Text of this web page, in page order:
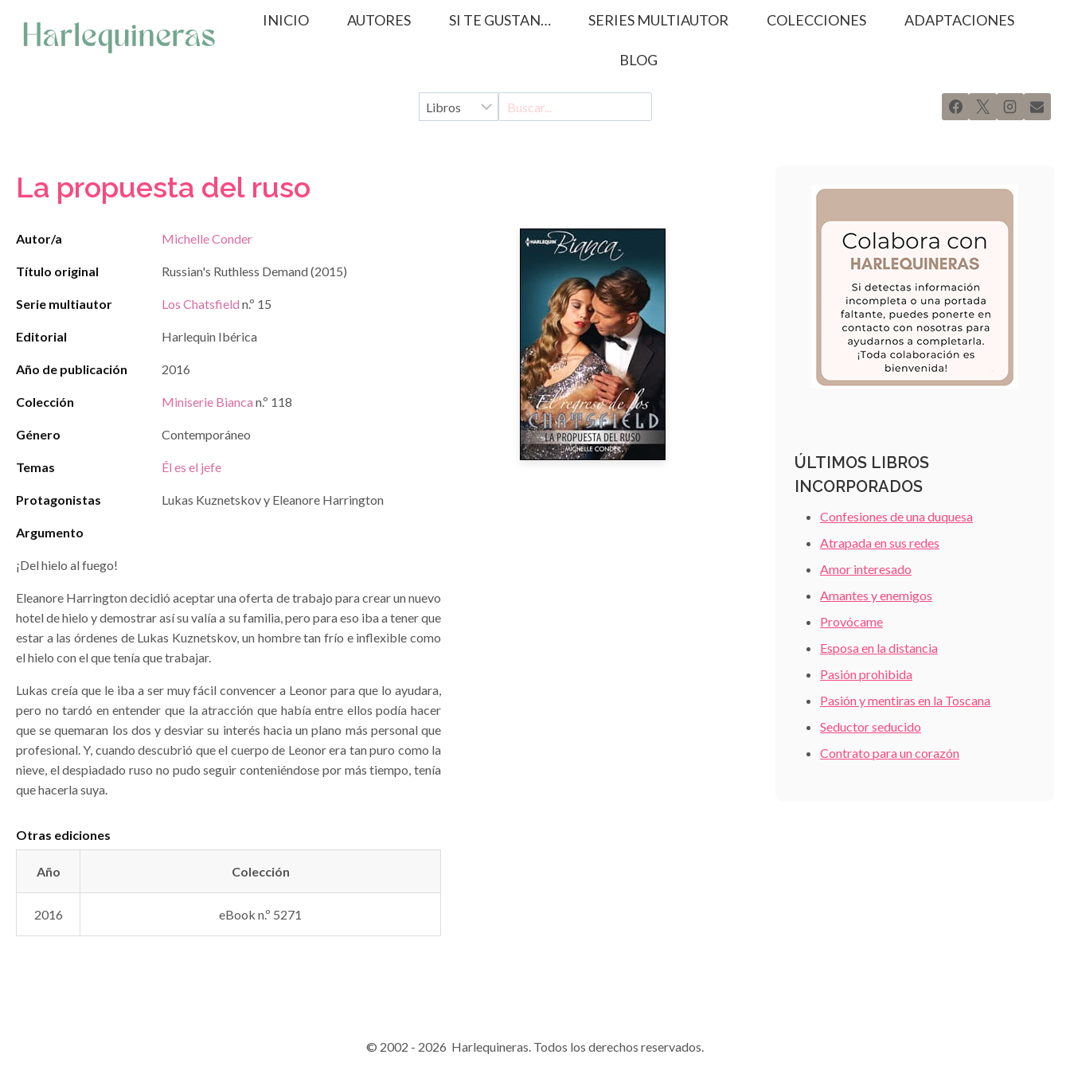
contenido
INICIO AUTORES SI TE GUSTAN… SERIES MULTIAUTOR COLECCIONES ADAPTACIONES
BLOG
La propuesta del ruso
Autor/a Michelle Conder
Título original Russian's Ruthless Demand (2015)
Serie multiautor Los Chatsfield n.º 15
Editorial Harlequin Ibérica
Año de publicación 2016
Colección Miniserie Bianca n.º 118
Género Contemporáneo
Temas Él es el jefe
Protagonistas Lukas Kuznetskov y Eleanore Harrington
Argumento
¡Del hielo al fuego!
Eleanore Harrington decidió aceptar una oferta de trabajo para crear un nuevo
hotel de hielo y demostrar así su valía a su familia, pero para eso iba a tener que
estar a las órdenes de Lukas Kuznetskov, un hombre tan frío e inflexible como
el hielo con el que tenía que trabajar.
Lukas creía que le iba a ser muy fácil convencer a Leonor para que lo ayudara,
pero no tardó en entender que la atracción que había entre ellos podía hacer
que se quemaran los dos y desviar su interés hacia un plano más personal que
profesional. Y, cuando descubrió que el cuerpo de Leonor era tan puro como la
nieve, el despiadado ruso no pudo seguir conteniéndose por más tiempo, tenía
que hacerla suya.
Otras ediciones
Año Colección
2016 eBook n.º 5271
ÚLTIMOS LIBROS
INCORPORADOS
Confesiones de una duquesa
Atrapada en sus redes
Amor interesado
Amantes y enemigos
Provócame
Esposa en la distancia
Pasión prohibida
Pasión y mentiras en la Toscana
Seductor seducido
Contrato para un corazón
© 2002 - 2026 Harlequineras. Todos los derechos reservados.